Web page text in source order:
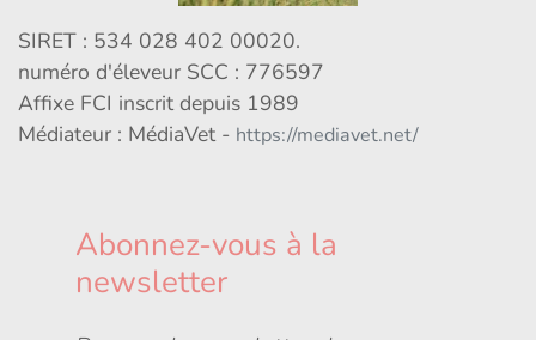
SIRET : 534 028 402 00020.
numéro d'éleveur SCC : 776597
Affixe FCI inscrit depuis 1989
Médiateur : MédiaVet - https://mediavet.net/
Abonnez-vous à la
newsletter